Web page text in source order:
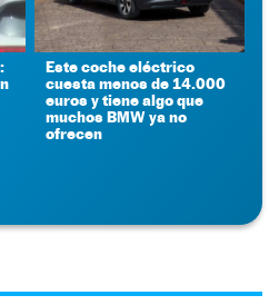
Este coche eléctrico
cuesta menos de 14.000
euros y tiene algo que
muchos BMW ya no
ofrecen